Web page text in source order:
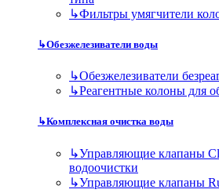
↳Фильтры умягчители
↳Обезжелезиватели воды
↳Обезжелезиватели
↳Реагентные колоны для
↳Комплексная очистка воды
↳Управляющие клапаны
водоочистки
↳Управляющие клапаны